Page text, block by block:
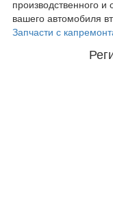
производственного и
вашего автомобиля
Запчасти с